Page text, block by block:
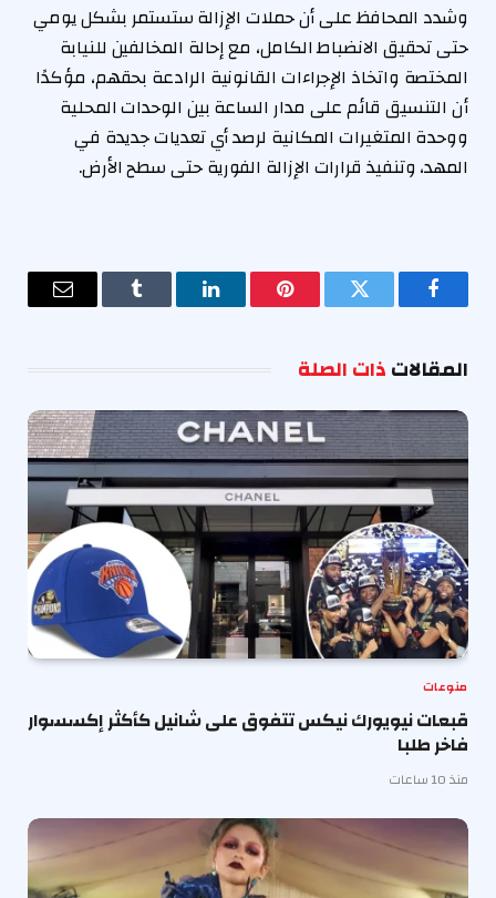
وشدد المحافظ على أن حملات الإزالة ستستمر بشكل يومي
حتى تحقيق الانضباط الكامل، مع إحالة المخالفين للنيابة
المختصة واتخاذ الإجراءات القانونية الرادعة بحقهم، مؤكدًا
أن التنسيق قائم على مدار الساعة بين الوحدات المحلية
ووحدة المتغيرات المكانية لرصد أي تعديات جديدة في
المهد، وتنفيذ قرارات الإزالة الفورية حتى سطح الأرض.
فيسبوك تويتر بينتيريستلينكدإن Tumblr
البريد
المقالاتذات الصلة
منوعات
قبعات نيويورك نيكس تتفوق على شانيل كأكثر إكسسوار
فاخر طلبا
منذ 10 ساعات